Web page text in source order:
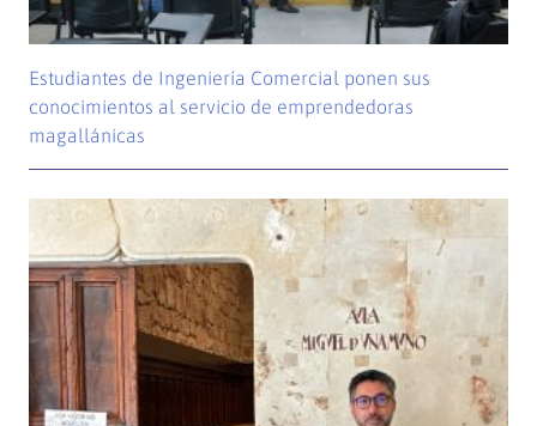
Estudiantes de Ingeniería Comercial ponen sus
conocimientos al servicio de emprendedoras
magallánicas